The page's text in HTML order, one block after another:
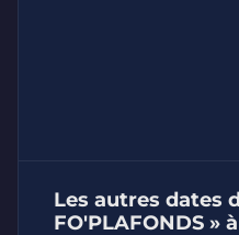
Les autres dates
FO'PLAFONDS »